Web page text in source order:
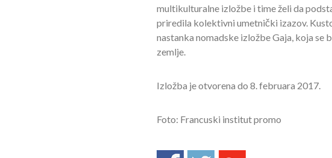
multikulturalne izložbe i time želi da
priredila kolektivni umetnički izazov.
nastanka nomadske izložbe Gaja, koja
zemlje.
Izložba je otvorena do 8. februara 2017.
Foto: Francuski institut promo